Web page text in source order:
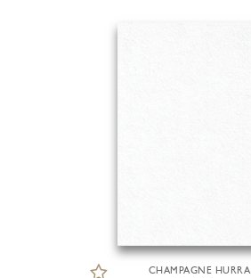
CHAMPAGNE HURRA